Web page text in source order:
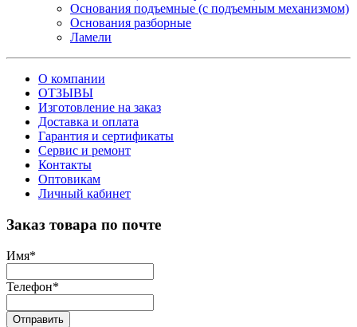
Основания подъемные (с подъемным механизмом)
Основания разборные
Ламели
О компании
ОТЗЫВЫ
Изготовление на заказ
Доставка и оплата
Гарантия и сертификаты
Сервис и ремонт
Контакты
Оптовикам
Личный кабинет
Заказ товара по почте
Имя*
Телефон*
Отправить